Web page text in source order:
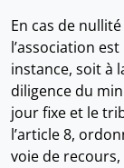
En cas de
l’association
instance, soit à
diligence du
jour fixe et le
l’article 8,
voie de